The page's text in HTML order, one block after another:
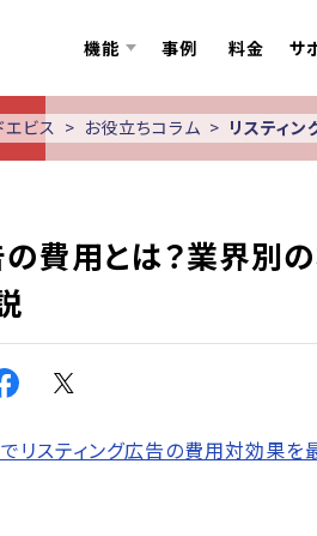
機能 事例 料金 サ
ビス お役立ちコラム リスティ
費用とは？業界別
リスティング広告の費用対効果を